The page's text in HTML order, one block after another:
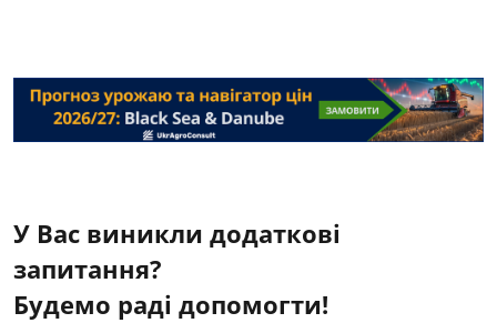
У Вас виникли додаткові
запитання?
Будемо раді допомогти!